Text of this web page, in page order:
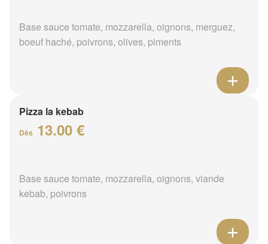
Base sauce tomate, mozzarella, oignons, merguez,
boeuf haché, poivrons, olives, piments
Pizza la kebab
Dès 13.00 €
Base sauce tomate, mozzarella, oignons, viande
kebab, poivrons